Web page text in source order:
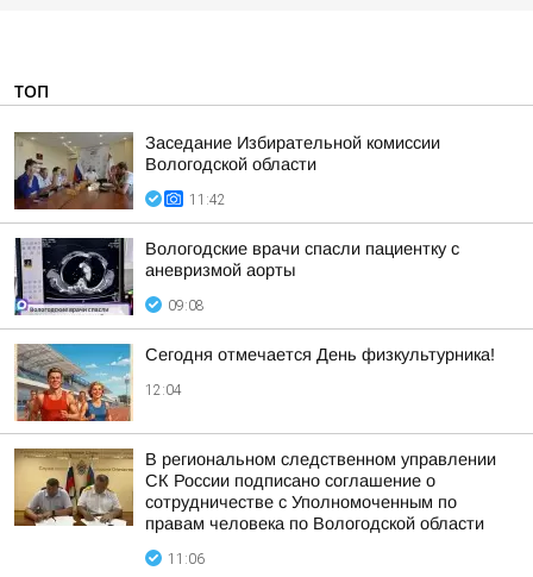
ТОП
Заседание Избирательной комиссии
Вологодской области
11:42
Вологодские врачи спасли пациентку с
аневризмой аорты
09:08
Сегодня отмечается День физкультурника!
12:04
В региональном следственном управлении
СК России подписано соглашение о
сотрудничестве с Уполномоченным по
правам человека по Вологодской области
11:06